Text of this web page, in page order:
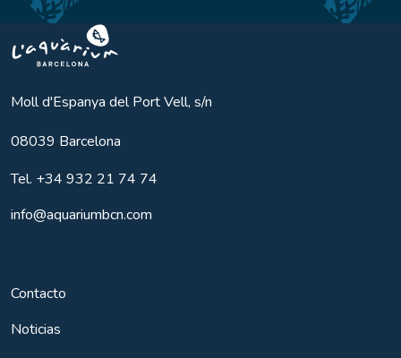
Aquarium BCN
Moll d'Espanya del Port Vell, s/n
08039 Barcelona
Tel. +34 932 21 74 74
info@aquariumbcn.com
Contacto
Noticias